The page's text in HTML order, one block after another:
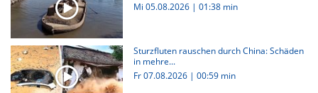
Mi 05.08.2026 | 01:38 min
Sturzfluten rauschen durch China: Schäden
in mehre...
Fr 07.08.2026 | 00:59 min